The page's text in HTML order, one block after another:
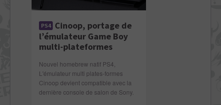
PS4 Cinoop, portage de
l’émulateur Game Boy
multi-plateformes
Nouvel homebrew natif PS4,
L'émulateur multi plates-formes
Cinoop devient compatible avec la
dernière console de salon de Sony.